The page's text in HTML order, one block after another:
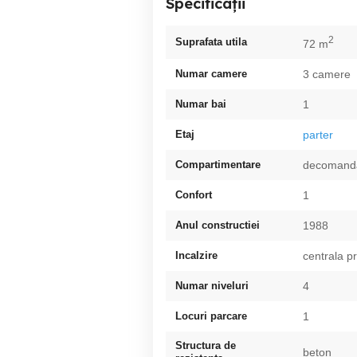
Suprafata utila 72 m2
Numar camere 3 camere
Numar bai 1
Etaj parter
Compartimentare
Confort 1
Anul constructiei 1988
Incalzire centrala
Numar niveluri 4
Locuri parcare 1
Structura de
beton